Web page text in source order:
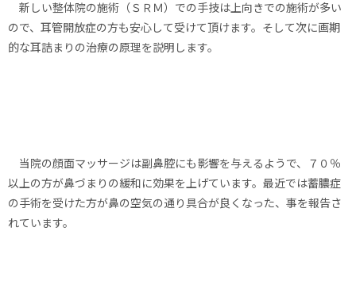
新しい整体院の施術（ＳＲＭ）での手技は上向きでの施術が多い
ので、耳管開放症の方も安心して受けて頂けます。そして次に画期
的な耳詰まりの治療の原理を説明します。
当院の顔面マッサージは副鼻腔にも影響を与えるようで、７０％
以上の方が鼻づまりの緩和に効果を上げています。最近では蓄膿症
の手術を受けた方が鼻の空気の通り具合が良くなった、事を報告さ
れています。